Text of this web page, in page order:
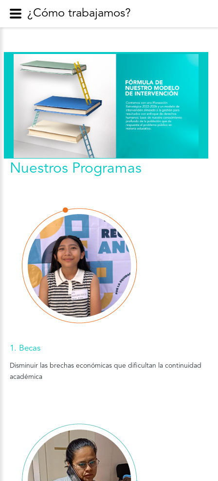
Nuestros Programas
1. Becas
Disminuir las brechas económicas que dificultan la continuidad
académica
¿Cómo trabajamos?